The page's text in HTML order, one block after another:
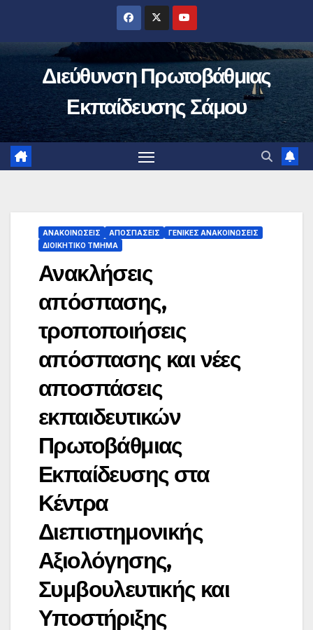
περιεχόμενο
Διεύθυνση Πρωτοβάθμιας
Εκπαίδευσης Σάμου
ΑΝΑΚΟΙΝΏΣΕΙΣ ΑΠΟΣΠΆΣΕΙΣ
ΓΕΝΙΚΈΣ ΑΝΑΚΟΙΝΏΣΕΙΣ
ΔΙΟΙΚΗΤΙΚΌ ΤΜΉΜΑ
Ανακλήσεις
απόσπασης,
τροποποιήσεις
απόσπασης και νέες
αποσπάσεις
εκπαιδευτικών
Πρωτοβάθμιας
Εκπαίδευσης στα
Κέντρα
Διεπιστημονικής
Αξιολόγησης,
Συμβουλευτικής και
Υποστήριξης